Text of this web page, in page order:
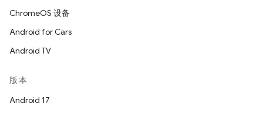
ChromeOS 设备
Android for Cars
Android TV
版本
Android 17